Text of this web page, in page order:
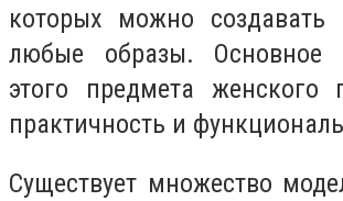
которых можно создавать
любые образы. Основное
этого предмета женского
практичность и
Существует множество